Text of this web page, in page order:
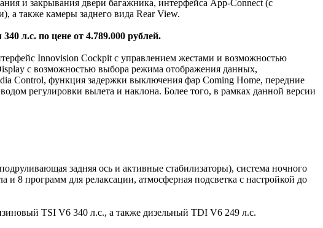
и закрывания двери багажника, интерфейса App-Connect (с
а также камеры заднего вида Rear View.
л.с. по цене от 4.789.000 рублей.
Innovision Cockpit с управлением жестами и возможностью
с возможностью выбора режима отображения данных,
Control, функция задержки выключения фар Coming Home, передние
регулировки вылета и наклона. Более того, в рамках данной версии
задняя ось и активные стабилизаторы), система ночного
8 программ для релаксации, атмосферная подсветка с настройкой до
TSI V6 340 л.с., а также дизельный TDI V6 249 л.с.